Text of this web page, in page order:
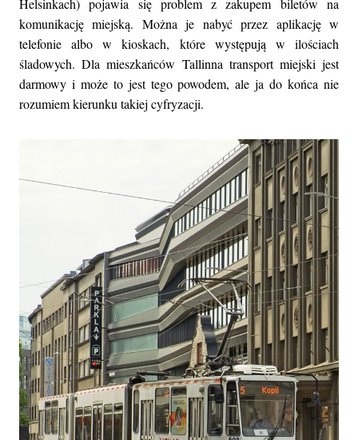
komunikację miejską. Można je nabyć przez aplikację w
telefonie albo w kioskach, które występują w ilościach
śladowych. Dla mieszkańców Tallinna transport miejski jest
darmowy i może to jest tego powodem, ale ja do końca nie
rozumiem kierunku takiej cyfryzacji.